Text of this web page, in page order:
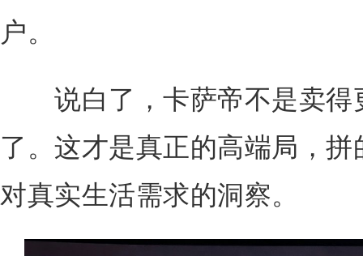
户。
说白了，卡萨帝不是卖得
了。这才是真正的高端局，
对真实生活需求的洞察。